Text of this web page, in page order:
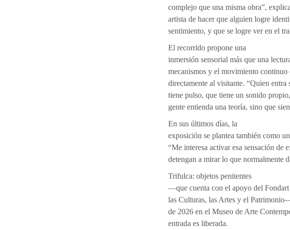
complejo que una misma obra”,
artista de hacer que alguien logre
sentimiento, y que se logre ver en el
El recorrido propone una
inmersión sensorial más que una
mecanismos y el movimiento continuo
directamente al visitante. “Quien entra
tiene pulso, que tiene un sonido
gente entienda una teoría, sino que
En sus últimos días, la
exposición se plantea también como
“Me interesa activar esa sensación
detengan a mirar lo que normalmente
Trifulca: objetos penitentes
—que cuenta con el apoyo del
las Culturas, las Artes y el
de 2026 en el Museo de Arte
entrada es liberada.